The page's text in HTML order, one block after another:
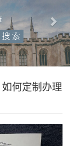
何定制办理